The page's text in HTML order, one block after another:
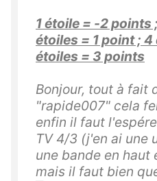
1 étoile = -2 points
étoiles = 1 point ;
étoiles = 3 points
Bonjour, tout à fait
"rapide007" cela
enfin il faut
TV 4/3 (j'en ai une
une bande en haut
mais il faut bien